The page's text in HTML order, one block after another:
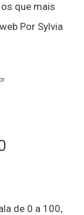
que mais
Por Sylvia
de 0 a 100,